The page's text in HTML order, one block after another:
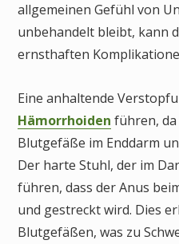
allgemeinen Gefühl von
unbehandelt bleibt, kann
ernsthaften
Eine anhaltende
Hämorrhoiden führen,
Blutgefäße im Enddarm
Der harte Stuhl, der im
führen, dass der Anus
und gestreckt wird. Dies
Blutgefäßen, was zu